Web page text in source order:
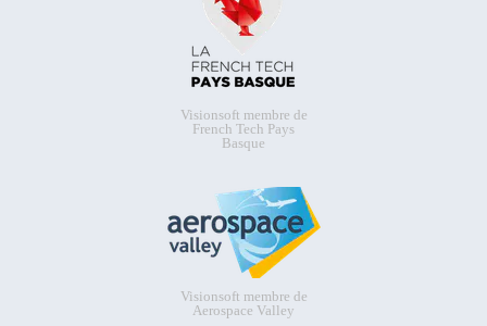
Visionsoft membre de
French Tech Pays
Basque
Visionsoft membre de
Aerospace Valley